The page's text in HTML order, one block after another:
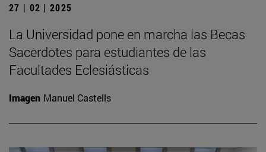
27 | 02 | 2025
La Universidad pone en marcha las Becas
Sacerdotes para estudiantes de las
Facultades Eclesiásticas
Imagen Manuel Castells